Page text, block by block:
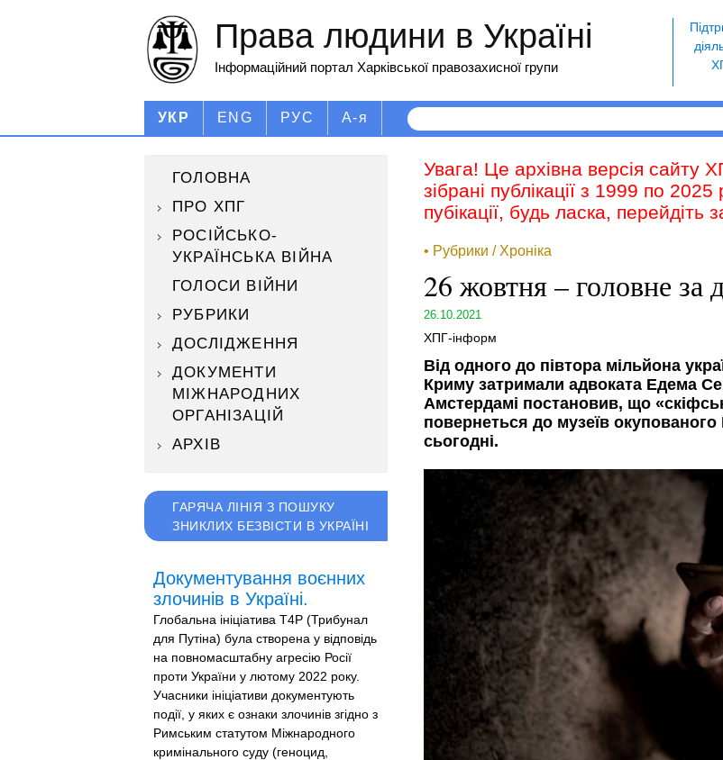
Права людини в Україні
Інформаційний портал Харківської правозахисної групи
УКР ENG РУС А-я
ГОЛОВНА
ПРО ХПГ
РОСІЙСЬКО-
УКРАЇНСЬКА ВІЙНА
ГОЛОСИ ВІЙНИ
РУБРИКИ
ДОСЛІДЖЕННЯ
ДОКУМЕНТИ
МІЖНАРОДНИХ
ОРГАНІЗАЦІЙ
АРХІВ
ГАРЯЧА ЛІНІЯ З ПОШУКУ
ЗНИКЛИХ БЕЗВІСТИ В УКРАЇНІ
Документування воєнних
злочинів в Україні.
Глобальна ініціатива T4P (Трибунал
для Путіна) була створена у відповідь
на повномасштабну агресію Росії
проти України у лютому 2022 року.
Учасники ініціативи документують
події, у яких є ознаки злочинів згідно з
Римським статутом Міжнародного
кримінального суду (геноцид,
Увага! Це архівна версія сайту
зібрані публікації з 1999 по
пубікації, будь ласка,
• Рубрики / Хроніка
26 жовтня – головне за
26.10.2021
ХПГ-інформ
Від одного до півтора мільйона
Криму затримали адвоката Едема
Амстердамі постановив, що
повернеться до музеїв
сьогодні.